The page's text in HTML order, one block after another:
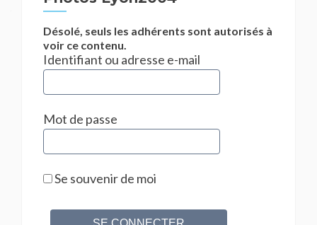
Désolé, seuls les adhérents sont autorisés à
voir ce contenu.
Identifiant ou adresse e-mail
Mot de passe
Se souvenir de moi